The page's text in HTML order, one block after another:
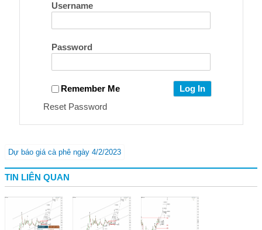
Username
Password
Remember Me
Reset Password
Dự báo giá cà phê ngày 4/2/2023
TIN LIÊN QUAN